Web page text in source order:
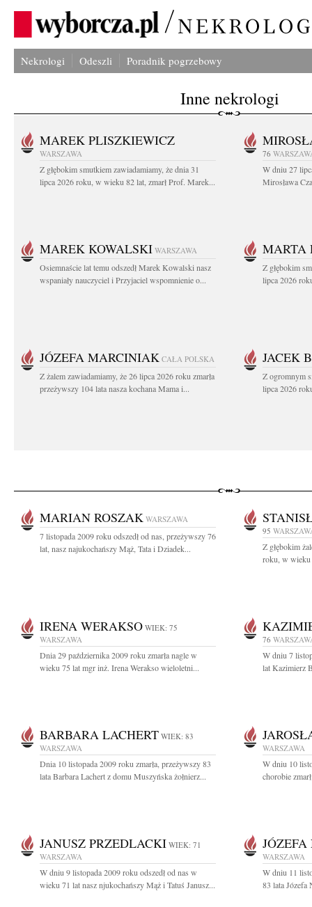
Nekrologi Odeszli Poradnik pogrzebowy
Inne nekrologi
MAREK PLISZKIEWICZ
WARSZAWA
Z głębokim smutkiem zawiadamiamy, że dnia 31
lipca 2026 roku, w wieku 82 lat, zmarł Prof. Marek...
76
W dniu 27
Mirosława
MAREK KOWALSKI WARSZAWA
Osiemnaście lat temu odszedł Marek Kowalski nasz
wspaniały nauczyciel i Przyjaciel wspomnienie o...
MARTA
Z głębokim
lipca 2026
JÓZEFA MARCINIAK CAŁA POLSKA
Z żalem zawiadamiamy, że 26 lipca 2026 roku zmarła
przeżywszy 104 lata nasza kochana Mama i...
JACEK
Z ogromnym
lipca 2026
MARIAN ROSZAK WARSZAWA
7 listopada 2009 roku odszedł od nas, przeżywszy 76
lat, nasz najukochańszy Mąż, Tata i Dziadek...
95
Z głębokim
roku, w wieku
IRENA WERAKSO WIEK: 75
WARSZAWA
Dnia 29 października 2009 roku zmarła nagle w
wieku 75 lat mgr inż. Irena Werakso wieloletni...
76
W dniu 7
lat Kazimierz
BARBARA LACHERT WIEK: 83
WARSZAWA
Dnia 10 listopada 2009 roku zmarła, przeżywszy 83
lata Barbara Lachert z domu Muszyńska żołnierz...
WARSZAWA
W dniu 10
chorobie
JANUSZ PRZEDLACKI WIEK: 71
WARSZAWA
W dniu 9 listopada 2009 roku odszedł od nas w
wieku 71 lat nasz njukochańszy Mąż i Tatuś Janusz...
WARSZAWA
W dniu 11
83 lata Józefa